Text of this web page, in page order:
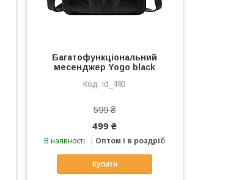
Багатофункціональний
месенджер Yogo black
id_493
599 ₴
499 ₴
В наявності Оптом і в роздріб
Купити